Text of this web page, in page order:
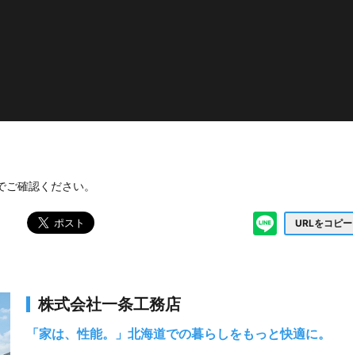
確認ください。
URLをコピー
株式会社一条工務店
「家は、性能。」北海道での暮らしをもっと快適に。